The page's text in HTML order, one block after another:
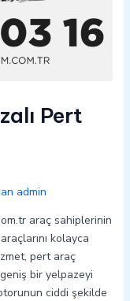
Pert
admin
araç sahiplerinin
kolayca
pert araç
geniş bir yelpazeyi
ciddi şekilde